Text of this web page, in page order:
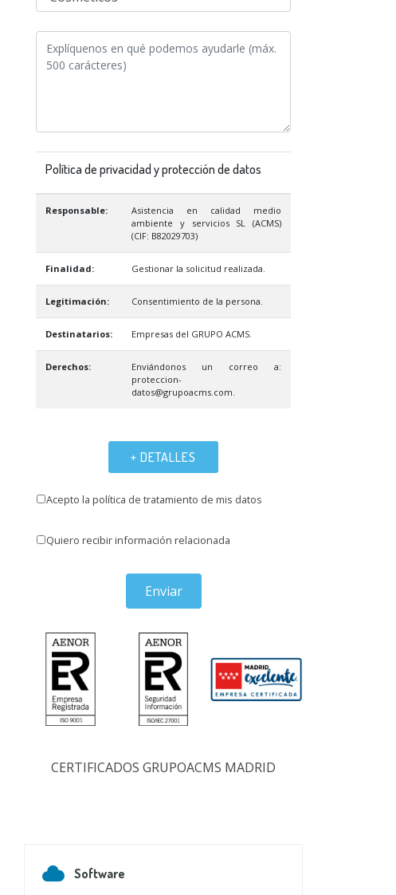
Política de privacidad y protección de datos
Responsable:
Asistencia en calidad medio
ambiente y servicios SL (ACMS)
(CIF: B82029703)
Finalidad: Gestionar la solicitud realizada.
Legitimación: Consentimiento de la persona.
Destinatarios: Empresas del GRUPO ACMS.
Derechos:
Enviándonos un correo a:
proteccion-
datos@grupoacms.com.
+ DETALLES
Acepto la política de tratamiento de mis datos
Quiero recibir información relacionada
Enviar
CERTIFICADOS GRUPOACMS MADRID
Software